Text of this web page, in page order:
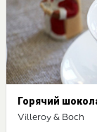
Горячий
Villeroy & Boch